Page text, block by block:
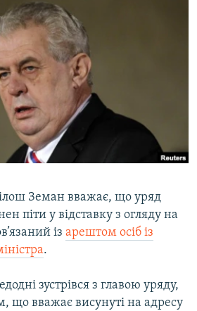
КРИМУ
Земан вважає, що уряд
піти у відставку з огляду на
із арештом осіб із
.
зустрівся з главою уряду,
що вважає висунуті на адресу